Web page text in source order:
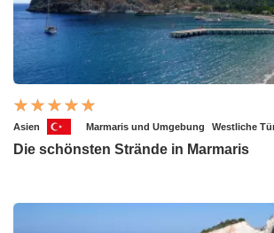
Asien Marmaris und Umgebung Westliche
Die schönsten Strände in Marmaris